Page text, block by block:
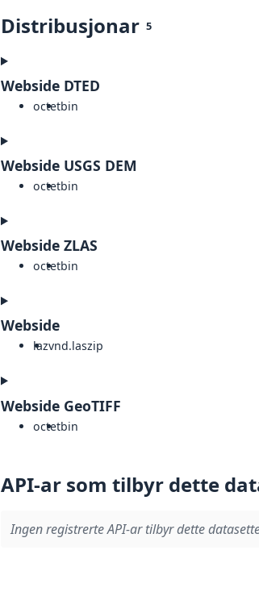
Distribusjonar 5
Webside DTED
octetbin
Webside USGS DEM
octetbin
Webside ZLAS
octetbin
Webside
lazvnd.laszip
Webside GeoTIFF
octetbin
API-ar som tilbyr dette
Ingen registrerte API-ar tilbyr dette